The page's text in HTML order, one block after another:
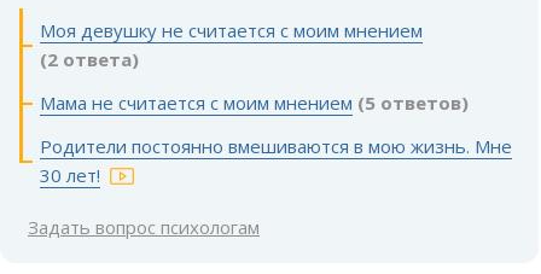
Моя девушку не считается с моим мнением
(2 ответа)
Мама не считается с моим мнением (5 ответов)
Родители постоянно вмешиваются в мою жизнь. Мне
30 лет!
Задать вопрос психологам